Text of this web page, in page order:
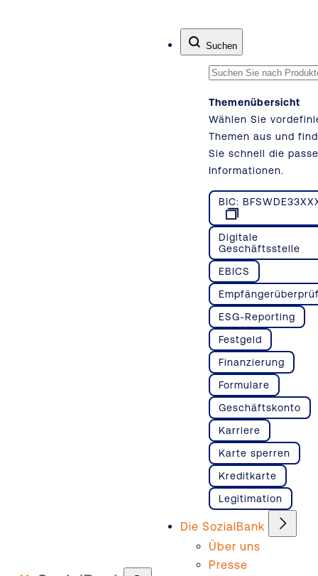
Suchen
Themenübersicht
Wählen Sie
Themen aus und
Sie schnell die
Informationen.
BIC:
Digitale
Geschäftsstelle
EBICS
ESG-Reporting
Festgeld
Finanzierung
Formulare
Geschäftskonto
Karriere
Karte sperren
Kreditkarte
Legitimation
Die SozialBank
Über uns
Presse